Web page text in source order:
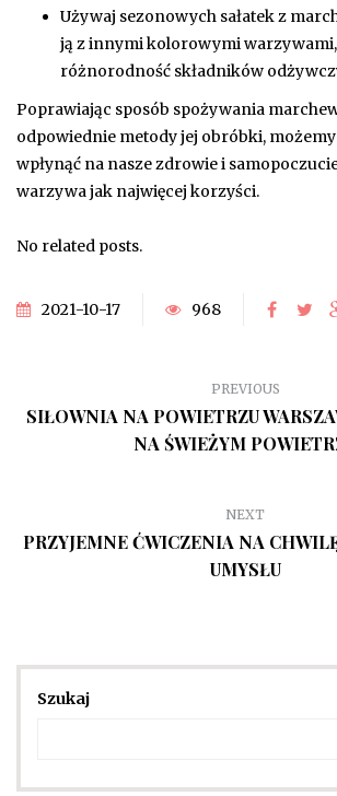
Używaj sezonowych sałatek z
ją z innymi kolorowymi
różnorodność składników
Poprawiając sposób spożywania
odpowiednie metody jej obróbki,
wpłynąć na nasze zdrowie i
warzywa jak najwięcej korzyści.
No related posts.
2021-10-17 968
PREVIOUS
SIŁOWNIA NA POWIETRZU
NA ŚWIEŻYM
NEXT
PRZYJEMNE ĆWICZENIA NA
UMYSŁU
Szukaj